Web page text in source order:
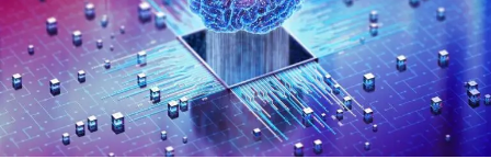
A governança de dados é fundamental por várias razões:
Confiabilidade:Dados bem governados são mais
confiáveis, permitindo melhores decisões. Quando
a qualidade dos dados é alta, as empresas podem